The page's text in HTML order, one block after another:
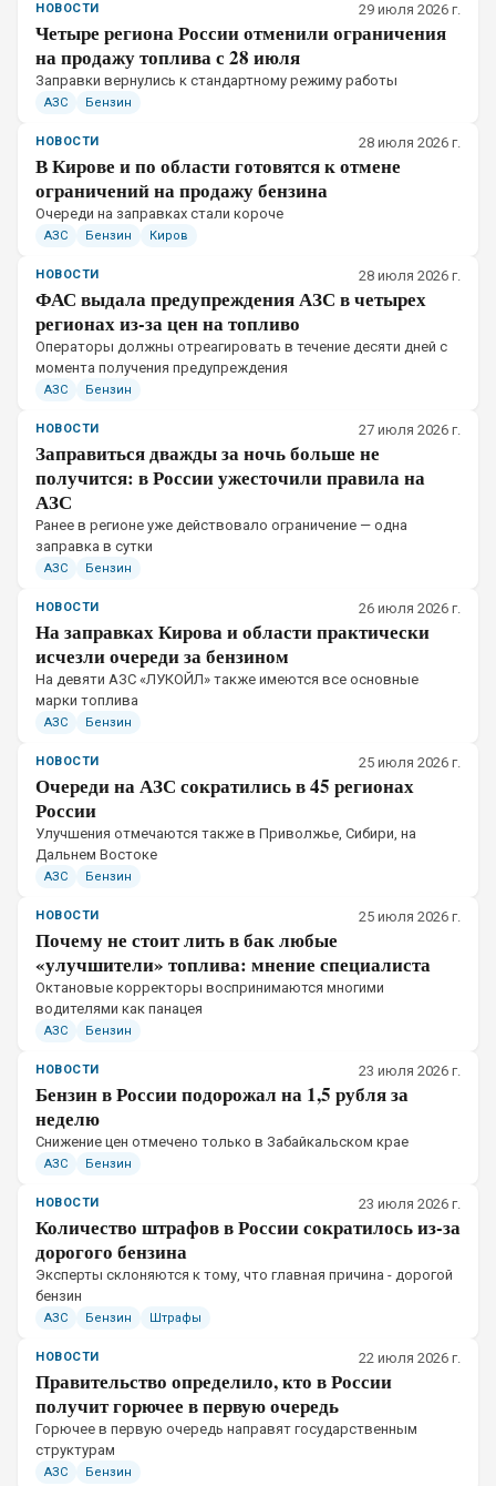
НОВОСТИ 29 июля 2026 г.
Четыре региона России отменили ограничения
на продажу топлива с 28 июля
Заправки вернулись к стандартному режиму работы
АЗС Бензин
НОВОСТИ 28 июля 2026 г.
В Кирове и по области готовятся к отмене
ограничений на продажу бензина
Очереди на заправках стали короче
АЗС Бензин Киров
НОВОСТИ 28 июля 2026 г.
ФАС выдала предупреждения АЗС в четырех
регионах из-за цен на топливо
Операторы должны отреагировать в течение десяти дней с
момента получения предупреждения
АЗС Бензин
НОВОСТИ 27 июля 2026 г.
Заправиться дважды за ночь больше не
получится: в России ужесточили правила на
АЗС
Ранее в регионе уже действовало ограничение — одна
заправка в сутки
АЗС Бензин
НОВОСТИ 26 июля 2026 г.
На заправках Кирова и области практически
исчезли очереди за бензином
На девяти АЗС «ЛУКОЙЛ» также имеются все основные
марки топлива
АЗС Бензин
НОВОСТИ 25 июля 2026 г.
Очереди на АЗС сократились в 45 регионах
России
Улучшения отмечаются также в Приволжье, Сибири, на
Дальнем Востоке
АЗС Бензин
НОВОСТИ 25 июля 2026 г.
Почему не стоит лить в бак любые
«улучшители» топлива: мнение специалиста
Октановые корректоры воспринимаются многими
водителями как панацея
АЗС Бензин
НОВОСТИ 23 июля 2026 г.
Бензин в России подорожал на 1,5 рубля за
неделю
Снижение цен отмечено только в Забайкальском крае
АЗС Бензин
НОВОСТИ 23 июля 2026 г.
Количество штрафов в России сократилось из-за
дорогого бензина
Эксперты склоняются к тому, что главная причина - дорогой
бензин
АЗС Бензин Штрафы
НОВОСТИ 22 июля 2026 г.
Правительство определило, кто в России
получит горючее в первую очередь
Горючее в первую очередь направят государственным
структурам
АЗС Бензин